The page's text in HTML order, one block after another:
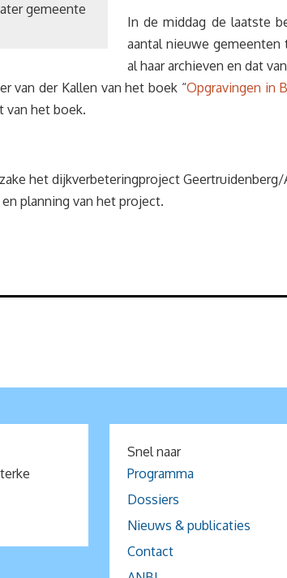
gemeente
In de middag de laatste
aantal nieuwe
al haar archieven en dat
van der Kallen van het boek “Opgravingen in
van het boek.
het dijkverbeteringproject
planning van het project.
Snel naar
Programma
Dossiers
Nieuws & publicaties
Contact